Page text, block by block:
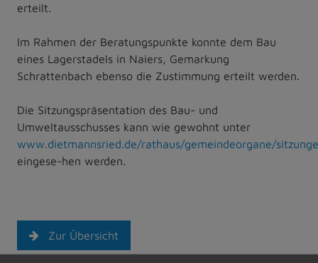
erteilt.
Im Rahmen der Beratungspunkte konnte dem Bau
eines Lagerstadels in Naiers, Gemarkung
Schrattenbach ebenso die Zustimmung erteilt werden.
Die Sitzungspräsentation des Bau- und
Umweltausschusses kann wie gewohnt unter
www.dietmannsried.de/rathaus/gemeindeorgane/
eingese-hen werden.
Zur Übersicht